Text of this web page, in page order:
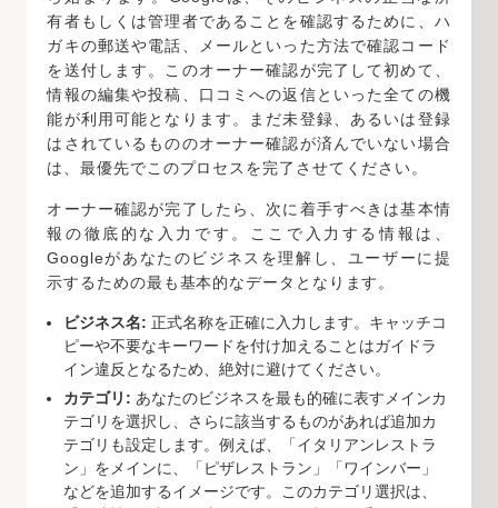
有者もしくは管理者であることを確認するために、ハ
ガキの郵送や電話、メールといった方法で確認コード
を送付します。このオーナー確認が完了して初めて、
情報の編集や投稿、口コミへの返信といった全ての機
能が利用可能となります。まだ未登録、あるいは登録
はされているもののオーナー確認が済んでいない場合
は、最優先でこのプロセスを完了させてください。
オーナー確認が完了したら、次に着手すべきは基本情
報の徹底的な入力です。ここで入力する情報は、
Googleがあなたのビジネスを理解し、ユーザーに提
示するための最も基本的なデータとなります。
ビジネス名: 正式名称を正確に入力します。キャッチコ
ピーや不要なキーワードを付け加えることはガイドラ
イン違反となるため、絶対に避けてください。
カテゴリ: あなたのビジネスを最も的確に表すメインカ
テゴリを選択し、さらに該当するものがあれば追加カ
テゴリも設定します。例えば、「イタリアンレストラ
ン」をメインに、「ピザレストラン」「ワインバー」
などを追加するイメージです。このカテゴリ選択は、